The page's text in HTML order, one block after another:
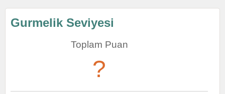
Gurmelik Seviyesi
Toplam Puan
?